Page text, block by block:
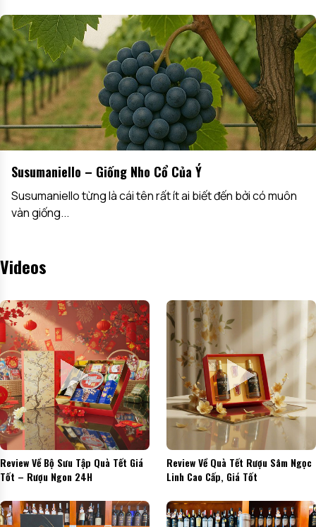
Susumaniello – Giống Nho Cổ Của Ý
Susumaniello từng là cái tên rất ít ai biết đến bởi có muôn
vàn giống...
Videos
Review Về Bộ Sưu Tập Quà Tết Giá
Tốt – Rượu Ngon 24H
Review Về Quà Tết Rượu Sâm Ngọc
Linh Cao Cấp, Giá Tốt